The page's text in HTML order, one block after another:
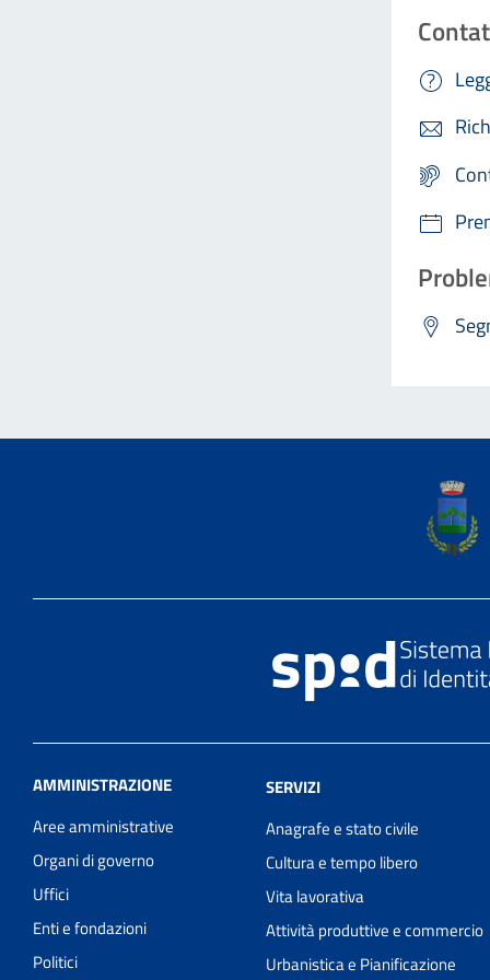
AMMINISTRAZIONE
Aree amministrative
Organi di governo
Uffici
Enti e fondazioni
Politici
SERVIZI
Anagrafe e stato civile
Cultura e tempo libero
Vita lavorativa
Attività produttive e commercio
Urbanistica e Pianificazione